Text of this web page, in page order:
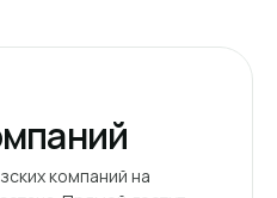
компаний на